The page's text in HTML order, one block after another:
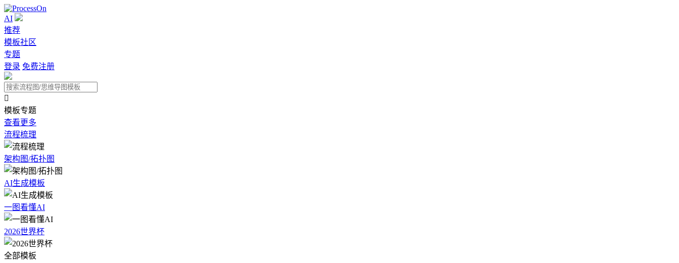
AI
推荐
模板社区
专题
登录 免费注册

模板专题
查看更多
流程梳理
架构图/拓扑图
AI生成模板
一图看懂AI
2026世界杯
全部模板